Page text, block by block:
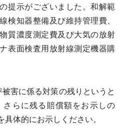
提示がございました。和解範
検知器整備及び維持管理費、
質濃度測定費及び大気の放射
表面検査用放射線測定機器購
害に係る対策の残りというと
さらに残る賠償額をお示しの
具体的にお示しください。